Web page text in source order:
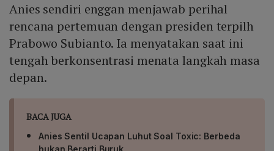
Anies sendiri enggan menjawab perihal
rencana pertemuan dengan presiden terpilh
Prabowo Subianto. Ia menyatakan saat ini
tengah berkonsentrasi menata langkah masa
depan.
BACA JUGA
Anies Sentil Ucapan Luhut Soal Toxic: Berbeda